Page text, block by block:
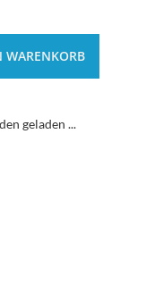
WARENKORB
geladen ...